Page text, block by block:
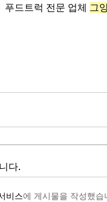
푸드트럭 전문 업체 그
다.
비스에 게시물을 작성했습